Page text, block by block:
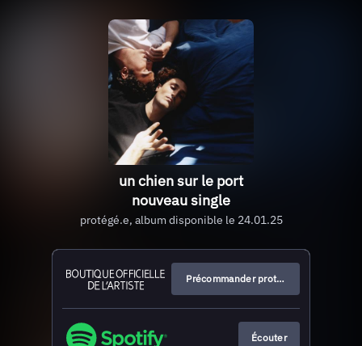
un chien sur le port
nouveau single
protégé.e, album disponible le 24.01.25
Précommander protégé.e
Écouter